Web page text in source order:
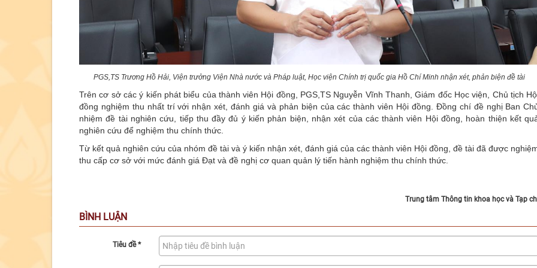
PGS,TS Trương Hồ Hải, Viện trưởng Viện Nhà nước và Pháp luật, Học viện Chính trị quốc gia Hồ Chí Minh nhận xét, phản biện đề tài
Trên cơ sở các ý kiến phát biểu của thành viên Hội đồng, PGS,TS Nguyễn Vĩnh Thanh, Giám đốc Học viện, Chủ tịch
đồng nghiệm thu nhất trí với nhận xét, đánh giá và phản biện của các thành viên Hội đồng. Đồng chí đề nghị Ban
nhiệm đề tài nghiên cứu, tiếp thu đầy đủ ý kiến phản biện, nhận xét của các thành viên Hội đồng, hoàn thiện kết
nghiên cứu để nghiệm thu chính thức.
Từ kết quả nghiên cứu của nhóm đề tài và ý kiến nhận xét, đánh giá của các thành viên Hội đồng, đề tài đã được
thu cấp cơ sở với mức đánh giá Đạt và đề nghị cơ quan quản lý tiến hành nghiệm thu chính thức.
Trung tâm Thông tin khoa học và Tạp
BÌNH LUẬN
Tiêu đề*